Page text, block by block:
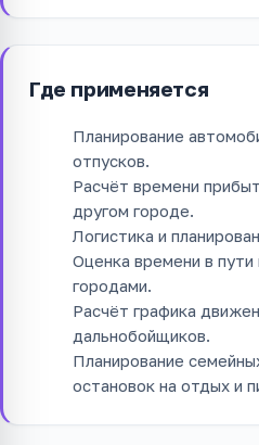
Где применяется
Планирование
отпусков.
Расчёт времени
другом городе.
Логистика и
Оценка времени в
городами.
Расчёт графика
дальнобойщиков.
Планирование
остановок на отдых и